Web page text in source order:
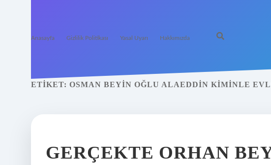
Anasayfa Gizlilik Politikası Yasal Uyarı Hakkımızda
ETIKET: OSMAN BEYIN OĞLU ALAEDDIN KIMINLE
GERÇEKTE ORHAN